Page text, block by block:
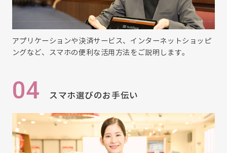
アプリケーションや決済サービス、インターネットショッピ
ングなど、スマホの便利な活用方法をご説明します。
04 スマホ選びのお手伝い